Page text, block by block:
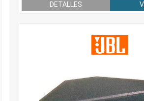
DETALLES